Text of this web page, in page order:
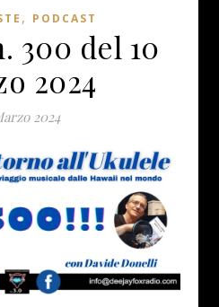
, PODCAST
300 del 10
2024
2024